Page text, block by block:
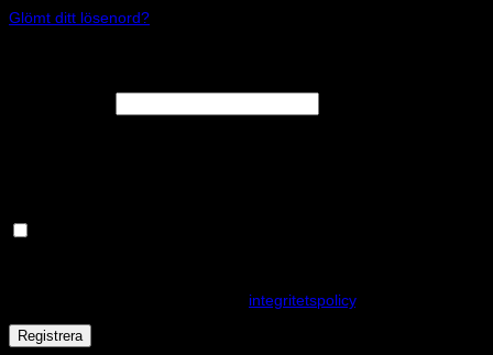
Glömt ditt lösenord?
integritetspolicy.
Registrera